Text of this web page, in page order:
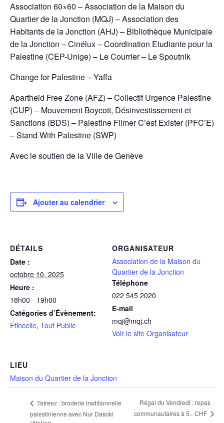
Association 60×60 – Association de la Maison du
Quartier de la Jonction (MQJ) – Association des
Habitants de la Jonction (AHJ) – Bibliothèque Municipale
de la Jonction – Cinélux – Coordination Etudiante pour la
Palestine (CEP-Unige) – Le Courrier – Le Spoutnik
Change for Palestine – Yaffa
Apartheid Free Zone (AFZ) – Collectif Urgence Palestine
(CUP) – Mouvement Boycott, Désinvestissement et
Sanctions (BDS) – Palestine Filmer C’est Exister (PFC’E)
– Stand With Palestine (SWP)
Avec le soutien de la Ville de Genève
Ajouter au calendrier
DÉTAILS
Date :
octobre 10, 2025
Heure :
18h00 - 19h00
Catégories d’Évènement:
Étincelle, Tout Public
ORGANISATEUR
Association de la Maison du
Quartier de la Jonction
Téléphone
022 545 2020
E-mail
mqj@mqj.ch
Voir le site Organisateur
LIEU
Maison du Quartier de la Jonction
Tatreez : broderie traditionnelle
palestinienne avec Nur Dasoki
Régal du Vendredi : repas
communautaires à 5.- CHF